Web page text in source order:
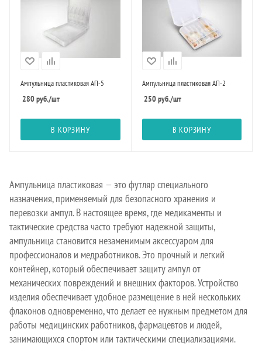
Ампульница пластиковая АП-5
280руб./шт
В КОРЗИНУ
Ампульница пластиковая АП-2
250руб./шт
В КОРЗИНУ
Ампульница пластиковая — это футляр специального
назначения, применяемый для безопасного хранения и
перевозки ампул. В настоящее время, где медикаменты и
тактические средства часто требуют надежной защиты,
ампульница становится незаменимым аксессуаром для
профессионалов и медработников. Это прочный и легкий
контейнер, который обеспечивает защиту ампул от
механических повреждений и внешних факторов. Устройство
изделия обеспечивает удобное размещение в ней нескольких
флаконов одновременно, что делает ее нужным предметом для
работы медицинских работников, фармацевтов и людей,
занимающихся спортом или тактическими специализациями.